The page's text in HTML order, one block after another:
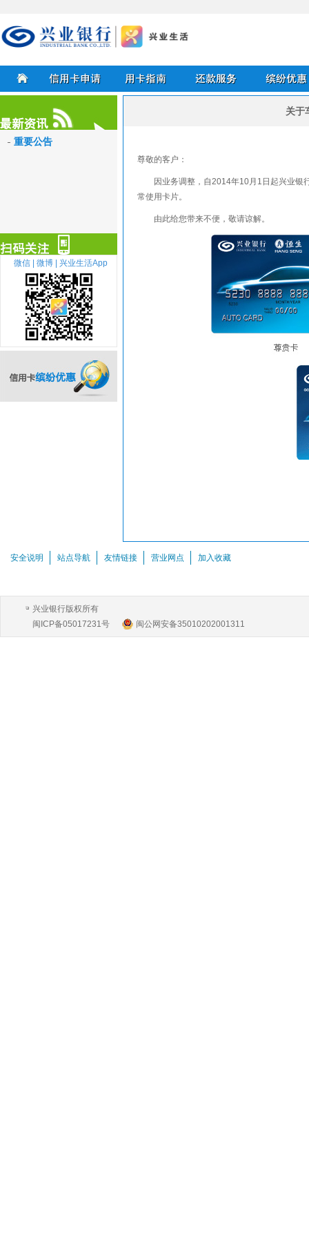
兴业银行信用卡
首页 信用卡申请 用卡指南
重要公告
扫描关注
微信 | 微博 | 兴业生活App
关于
尊敬的客户：
因业务调整，自2014年10月1日起兴业银
常使用卡片。
由此给您带来不便，敬请谅解。
安全说明 站点导航 友情链接 营业网点 加入收藏
兴业银行版权所有
闽ICP备05017231号
闽公网安备35010202001311